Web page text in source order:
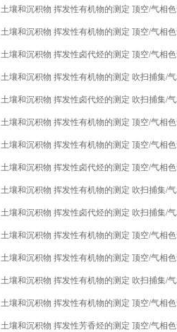
土壤和沉积物 挥发性有机物的测定 顶空/气相
土壤和沉积物 挥发性有机物的测定 顶空/气相
土壤和沉积物 挥发性卤代烃的测定 顶空/气相
土壤和沉积物 挥发性有机物的测定 吹扫捕集/
土壤和沉积物 挥发性卤代烃的测定 吹扫捕集/
土壤和沉积物 挥发性有机物的测定 顶空/气相
土壤和沉积物 挥发性有机物的测定 顶空/气相
土壤和沉积物 挥发性卤代烃的测定 顶空/气相
土壤和沉积物 挥发性有机物的测定 吹扫捕集/
土壤和沉积物 挥发性卤代烃的测定 吹扫捕集/
土壤和沉积物 挥发性有机物的测定 顶空/气相
土壤和沉积物 挥发性有机物的测定 顶空/气相
土壤和沉积物 挥发性有机物的测定 吹扫捕集/
土壤和沉积物 挥发性有机物的测定 顶空/气相
土壤和沉积物 挥发性芳香烃的测定 顶空/气相